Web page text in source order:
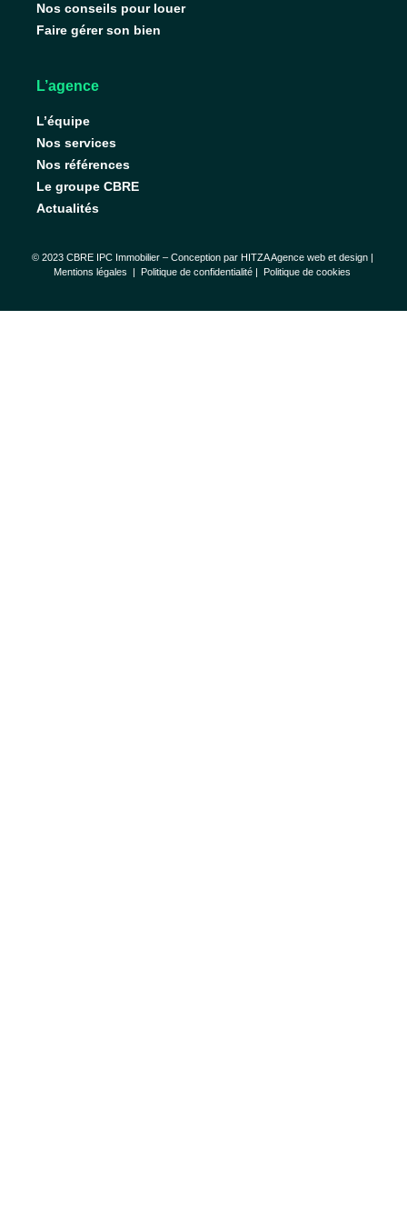
Nos conseils pour louer
Faire gérer son bien
L’agence
L’équipe
Nos services
Nos références
Le groupe CBRE
Actualités
© 2023 CBRE IPC Immobilier – Conception par HITZA Agence web et design|
Mentions légales
Politique de confidentialité | Politique de cookies